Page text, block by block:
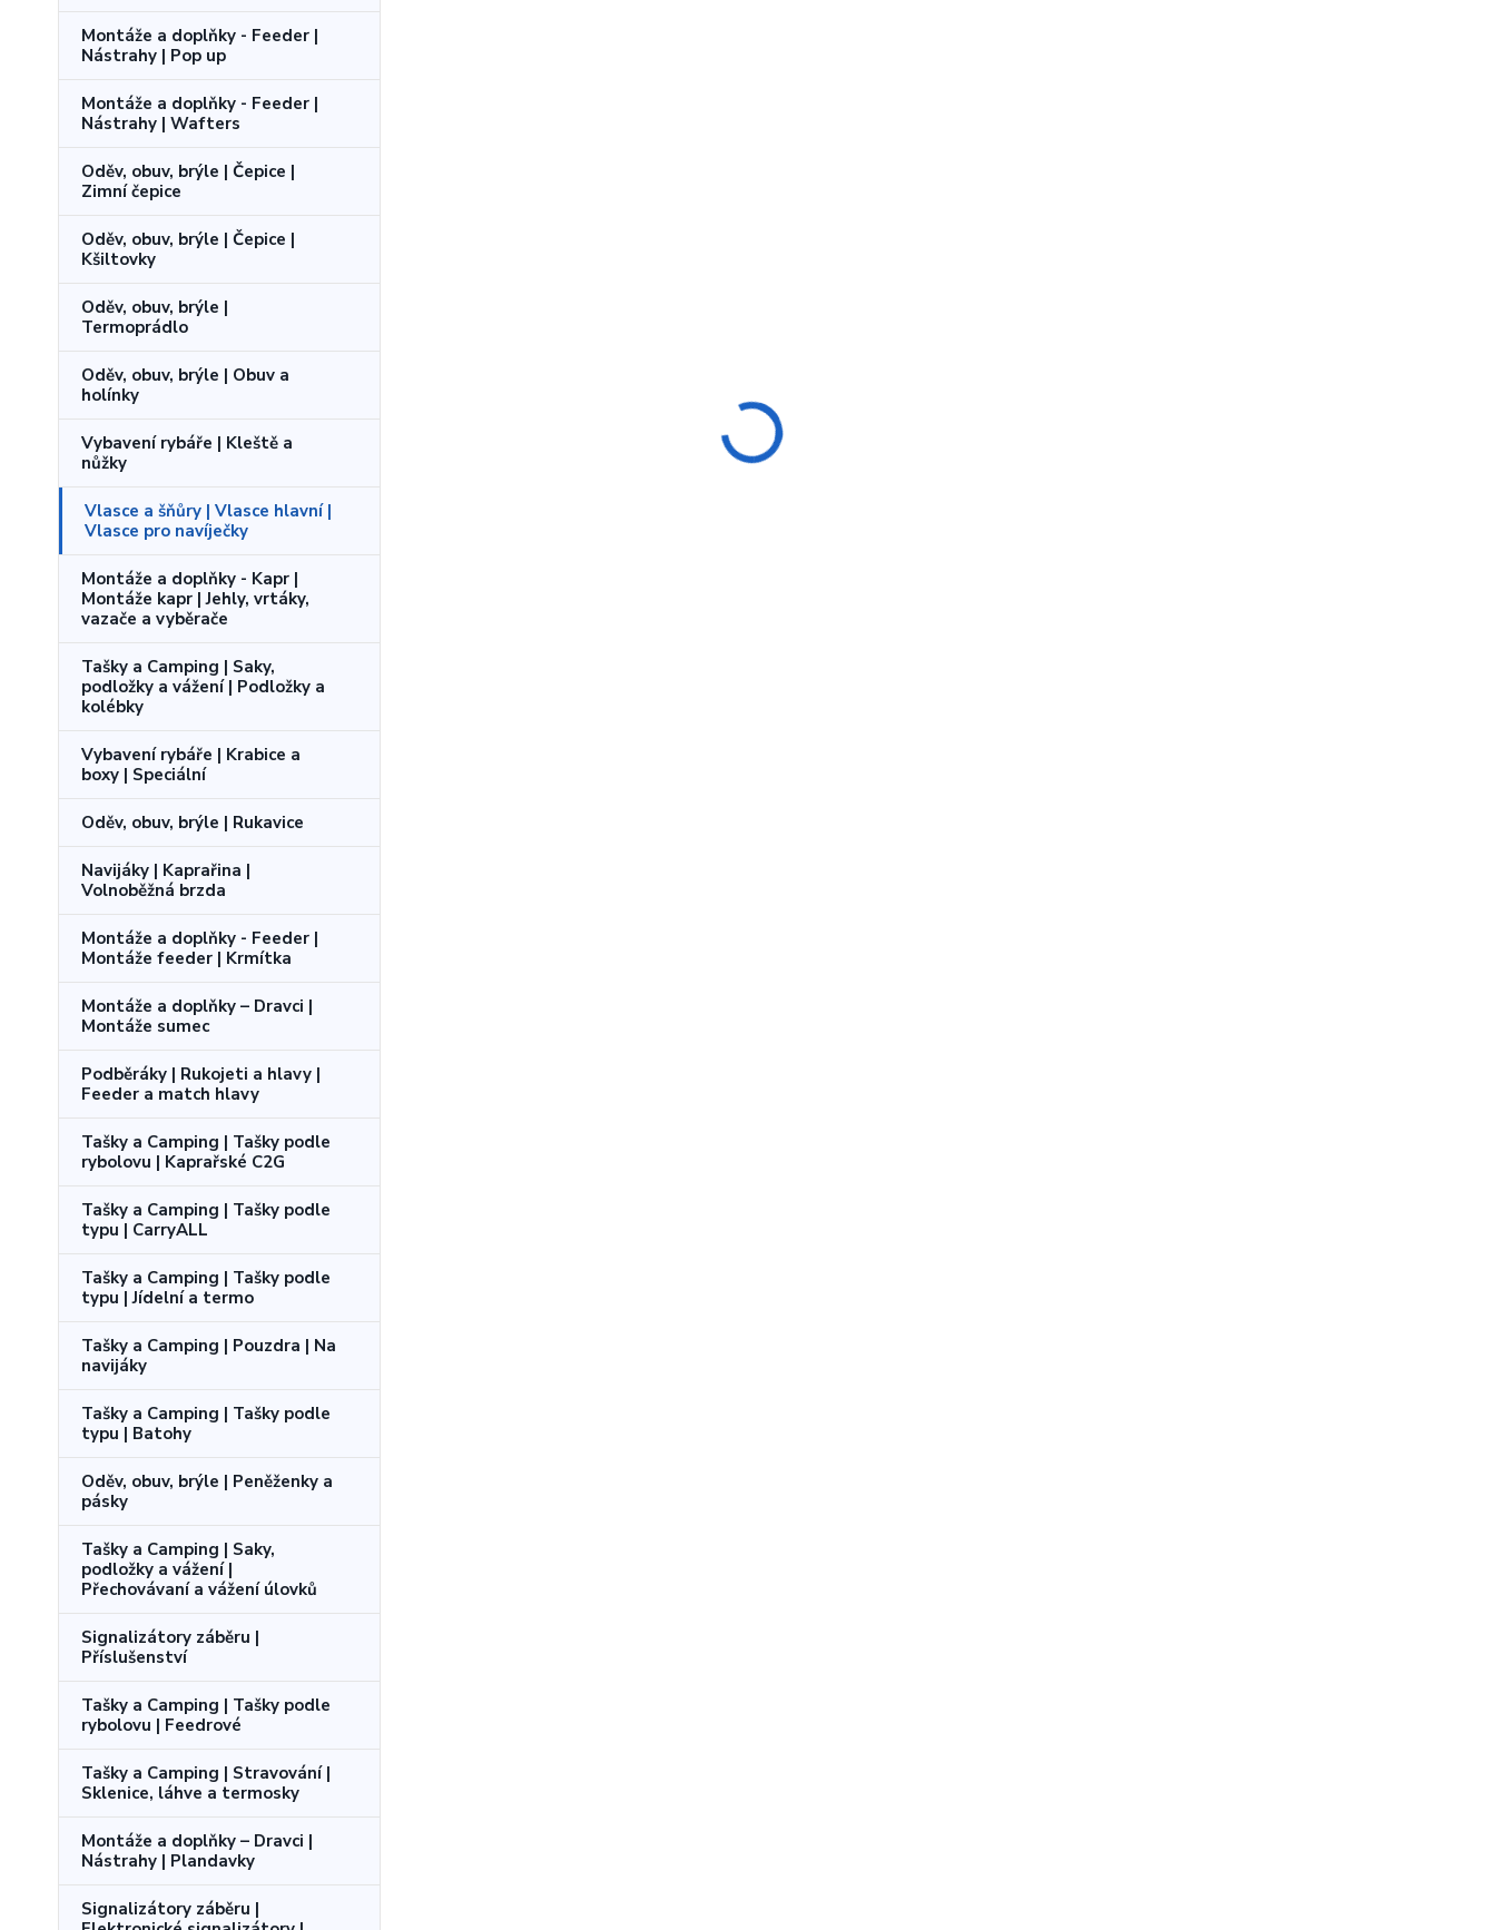
Montáže a doplňky - Feeder |
Nástrahy | Pop up
Montáže a doplňky - Feeder |
Nástrahy | Wafters
Oděv, obuv, brýle | Čepice |
Zimní čepice
Oděv, obuv, brýle | Čepice |
Kšiltovky
Oděv, obuv, brýle |
Termoprádlo
Oděv, obuv, brýle | Obuv a
holínky
Vybavení rybáře | Kleště a
nůžky
Vlasce a šňůry | Vlasce hlavní |
Vlasce pro navíječky
Montáže a doplňky - Kapr |
Montáže kapr | Jehly, vrtáky,
vazače a vyběrače
Tašky a Camping | Saky,
podložky a vážení | Podložky a
kolébky
Vybavení rybáře | Krabice a
boxy | Speciální
Oděv, obuv, brýle | Rukavice
Navijáky | Kaprařina |
Volnoběžná brzda
Montáže a doplňky - Feeder |
Montáže feeder | Krmítka
Montáže a doplňky – Dravci |
Montáže sumec
Podběráky | Rukojeti a hlavy |
Feeder a match hlavy
Tašky a Camping | Tašky podle
rybolovu | Kaprařské C2G
Tašky a Camping | Tašky podle
typu | CarryALL
Tašky a Camping | Tašky podle
typu | Jídelní a termo
Tašky a Camping | Pouzdra | Na
navijáky
Tašky a Camping | Tašky podle
typu | Batohy
Oděv, obuv, brýle | Peněženky a
pásky
Tašky a Camping | Saky,
podložky a vážení |
Přechovávaní a vážení úlovků
Signalizátory záběru |
Příslušenství
Tašky a Camping | Tašky podle
rybolovu | Feedrové
Tašky a Camping | Stravování |
Sklenice, láhve a termosky
Montáže a doplňky – Dravci |
Nástrahy | Plandavky
Signalizátory záběru |